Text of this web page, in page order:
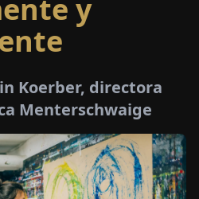
y
Koerber, directora
Menterschwaige